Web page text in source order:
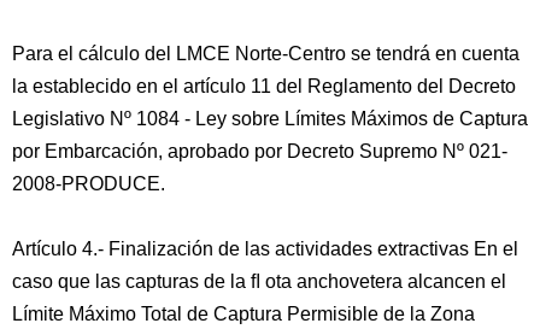
Para el cálculo del LMCE Norte-Centro se tendrá en cuenta
la establecido en el artículo 11 del Reglamento del Decreto
Legislativo Nº 1084 - Ley sobre Límites Máximos de Captura
por Embarcación, aprobado por Decreto Supremo Nº 021-
2008-PRODUCE.
Artículo 4.- Finalización de las actividades extractivas En el
caso que las capturas de la ﬂ ota anchovetera alcancen el
Límite Máximo Total de Captura Permisible de la Zona